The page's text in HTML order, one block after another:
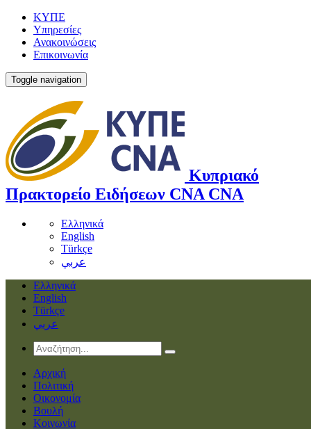
ΚΥΠΕ
Υπηρεσίες
Ανακοινώσεις
Επικοινωνία
Toggle navigation
Κυπριακό
Πρακτορείο Ειδήσεων CNA CNA
Ελληνικά
English
Türkçe
عربي
Ελληνικά
English
Türkçe
عربي
Αρχική
Πολιτική
Οικονομία
Βουλή
Κοινωνία